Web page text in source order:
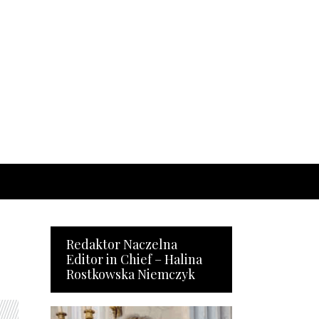
Redaktor Naczelna
Editor in Chief – Halina
Rostkowska Niemczyk